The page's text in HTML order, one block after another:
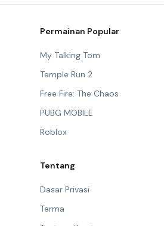
Permainan Popular
My Talking Tom
Temple Run 2
Free Fire: The Chaos
PUBG MOBILE
Roblox
Tentang
Dasar Privasi
Terma